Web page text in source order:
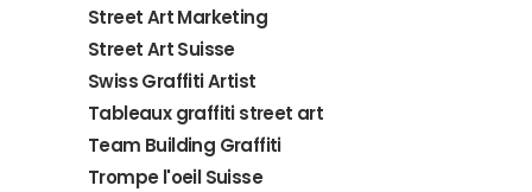
Street Art Marketing
Street Art Suisse
Swiss Graffiti Artist
Tableaux graffiti street art
Team Building Graffiti
Trompe l'oeil Suisse